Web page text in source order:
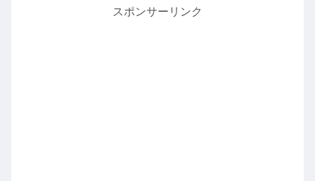
スポンサーリンク